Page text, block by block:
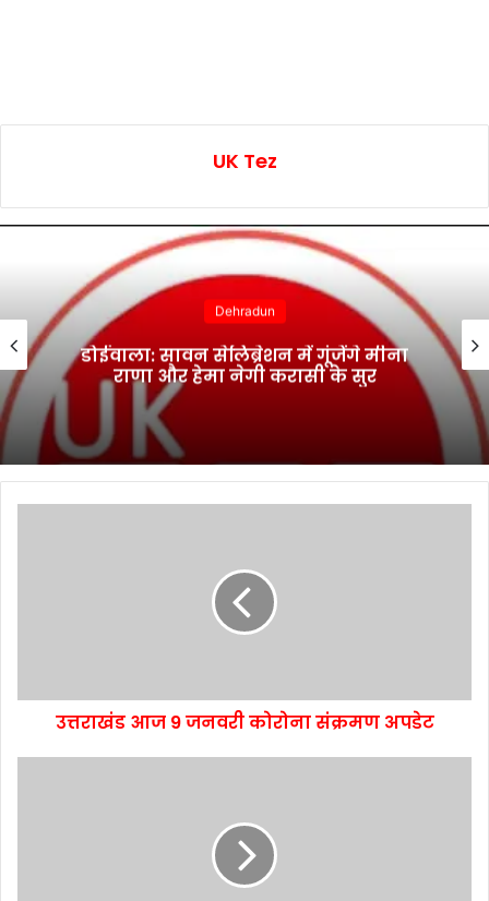
UK Tez
Dehradun
डोईवाला: सावन सेलिब्रेशन में गूंजेंगे मीना
राणा और हेमा नेगी करासी के सुर
उत्तराखंड आज 9 जनवरी कोरोना संक्रमण अपडेट